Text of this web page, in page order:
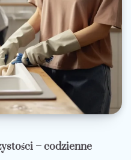
– codzienne